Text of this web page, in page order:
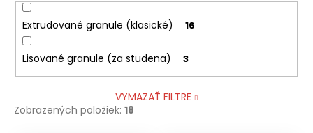
Extrudované granule (klasické) 16
Lisované granule (za studena) 3
VYMAZAŤ FILTRE
Zobrazených položiek: 18